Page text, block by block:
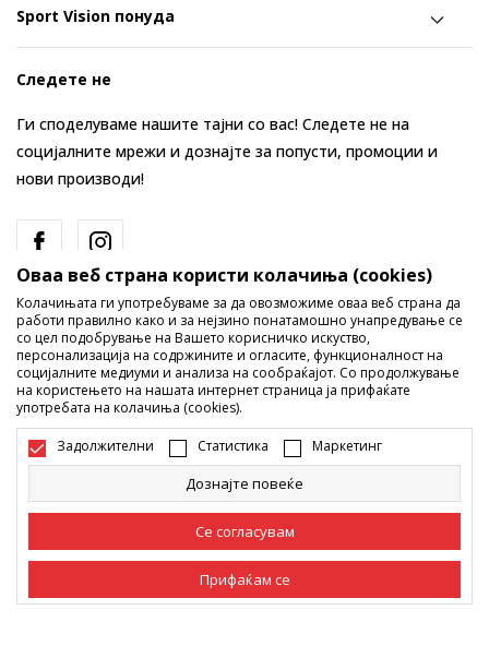
Sport Vision понуда
Следете не
Ги споделуваме нашите тајни со вас! Следете не на
социјалните мрежи и дознајте за попусти, промоции и
нови производи!
Македонија Промена
Не е дозволено превземање или користење на содржината од
интернет страните на Sport Vision, делумно или целосно a се
однесува на логоа, трговски марки, комерцијални содржини, ниту
истите да се отстапуваат на трети лица, јавно да се објавуваат или да
Оваа веб страна користи колачиња (cookies)
Колачињата ги употребуваме за да овозможиме оваа веб страна да
работи правилно како и за нејзино понатамошно унапредување се
со цел подобрување на Вашето корисничко искуство,
персонализација на содржините и огласите, функционалност на
социјалните медиуми и анализа на сообраќајот. Со продолжување
на користењето на нашата интернет страница ја прифаќате
употребата на колачиња (cookies).
Задолжителни Статистика Маркетинг
Дознајте повеќе
Се согласувам
Прифаќам се